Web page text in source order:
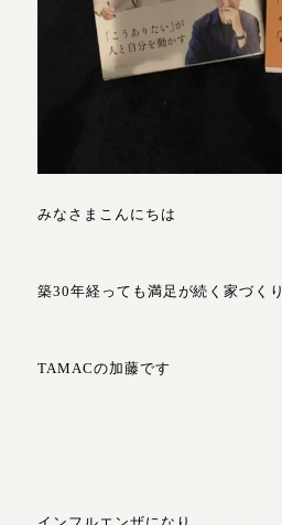
みなさまこんにちは
築30年経っても満足が続く家づくり
TAMACの加藤です